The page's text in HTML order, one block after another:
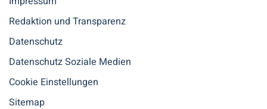
Redaktion und Transparenz
Datenschutz
Datenschutz Soziale Medien
Cookie Einstellungen
Sitemap